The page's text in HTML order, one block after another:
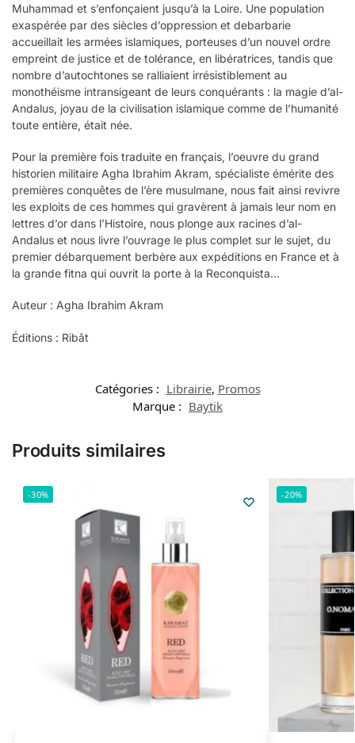
Muhammad et s’enfonçaient jusqu’à la Loire. Une population
exaspérée par des siècles d’oppression et debarbarie
accueillait les armées islamiques, porteuses d’un nouvel ordre
empreint de justice et de tolérance, en libératrices, tandis que
nombre d’autochtones se ralliaient irrésistiblement au
monothéisme intransigeant de leurs conquérants : la magie d’al-
Andalus, joyau de la civilisation islamique comme de l’humanité
toute entière, était née.
Pour la première fois traduite en français, l’oeuvre du grand
historien militaire Agha Ibrahim Akram, spécialiste émérite des
premières conquêtes de l’ère musulmane, nous fait ainsi revivre
les exploits de ces hommes qui gravèrent à jamais leur nom en
lettres d’or dans l’Histoire, nous plonge aux racines d’al-
Andalus et nous livre l’ouvrage le plus complet sur le sujet, du
premier débarquement berbère aux expéditions en France et à
la grande fitna qui ouvrit la porte à la Reconquista…
Auteur : Agha Ibrahim Akram
Éditions : Ribât
Catégories : Librairie, Promos
Marque : Baytik
Produits similaires
-30% -20%